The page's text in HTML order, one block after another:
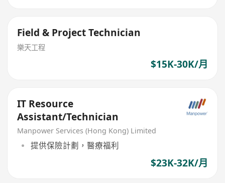
Field & Project Technician
樂天工程
$15K-30K/月
IT Resource
Assistant/Technician
Manpower Services (Hong Kong) Limited
提供保險計劃，醫療福利
$23K-32K/月